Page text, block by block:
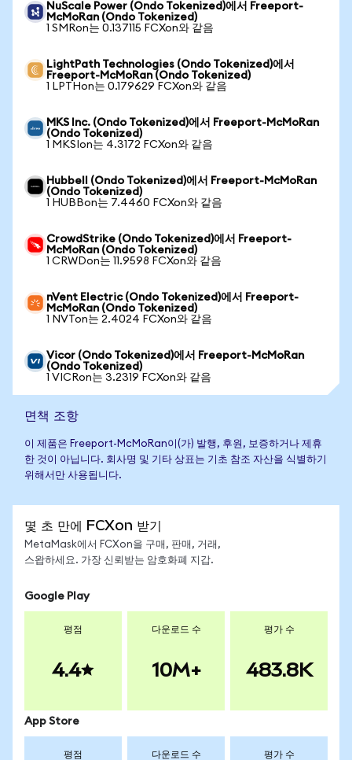
NuScale Power (Ondo Tokenized)에서 Freeport-
McMoRan (Ondo Tokenized)
1 SMRon는 0.137115 FCXon와 같음
LightPath Technologies (Ondo Tokenized)에서
Freeport-McMoRan (Ondo Tokenized)
1 LPTHon는 0.179629 FCXon와 같음
MKS Inc. (Ondo Tokenized)에서 Freeport-McMoRan
(Ondo Tokenized)
1 MKSIon는 4.3172 FCXon와 같음
Hubbell (Ondo Tokenized)에서 Freeport-McMoRan
(Ondo Tokenized)
1 HUBBon는 7.4460 FCXon와 같음
CrowdStrike (Ondo Tokenized)에서 Freeport-
McMoRan (Ondo Tokenized)
1 CRWDon는 11.9598 FCXon와 같음
nVent Electric (Ondo Tokenized)에서 Freeport-
McMoRan (Ondo Tokenized)
1 NVTon는 2.4024 FCXon와 같음
Vicor (Ondo Tokenized)에서 Freeport-McMoRan
(Ondo Tokenized)
1 VICRon는 3.2319 FCXon와 같음
면책 조항
이 제품은 Freeport-McMoRan이(가) 발행, 후원, 보증하거나 제휴
한 것이 아닙니다. 회사명 및 기타 상표는 기초 참조 자산을 식별하기
위해서만 사용됩니다.
몇 초 만에 FCXon 받기
MetaMask에서 FCXon을 구매, 판매, 거래,
스왑하세요. 가장 신뢰받는 암호화폐 지갑.
Google Play
평점
4.4
다운로드 수
10M+
평가 수
483.8K
App Store
평점 다운로드 수 평가 수